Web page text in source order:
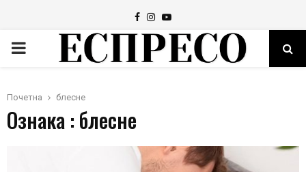
Facebook
Instagram
Youtube
PRIMARY
Почетна блесне
Ознака : блесне